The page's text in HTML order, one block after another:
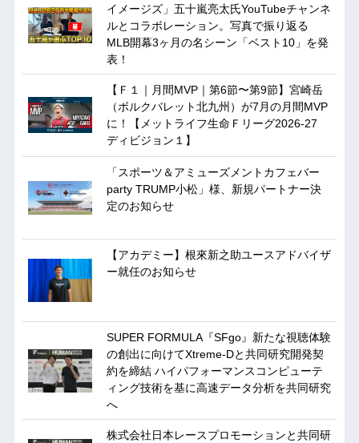
イメージズ」五十嵐亮太氏YouTubeチャンネ
ルとコラボレーション。写真で振り返る
MLB開幕3ヶ月の名シーン「ベスト10」を発
表！
【Ｆ１｜月間MVP｜第6節〜第9節】宮崎岳
（ボルクバレット北九州）が7月の月間MVP
に！【メットライフ生命Ｆリーグ2026-27
ディビジョン１】
「スポーツ＆アミューズメントカフェバー
party TRUMP小松」様、新規パートナー決
定のお知らせ
【アカデミー】根來新之助ユースアドバイザ
ー就任のお知らせ
SUPER FORMULA『SFgo』新たな視聴体験
の創出に向けてXtreme-Dと共同研究開発契
約を締結 ハイパフォーマンスコンピューテ
ィング技術を基に⾼速データ分析を共同研究
へ
株式会社日本レースプロモーションと共同研